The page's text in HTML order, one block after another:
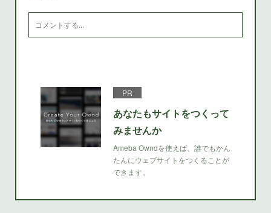
PR
あなたもサイトをつくって
みませんか
Ameba Owndを使えば、誰でもかん
たんにウェブサイトをつくることが
できます。